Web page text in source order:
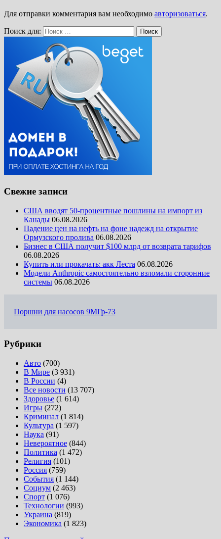
Для отправки комментария вам необходимо авторизоваться.
Поиск для: Поиск
Свежие записи
США вводят 50-процентные пошлины на импорт из
Канады 06.08.2026
Падение цен на нефть на фоне надежд на открытие
Ормузского пролива 06.08.2026
Бизнес в США получит $100 млрд от возврата тарифов
06.08.2026
Купить или прокачать: акк Леста 06.08.2026
Модели Anthropic самостоятельно взломали сторонние
системы 06.08.2026
Поршни для насосов 9МГр-73
Рубрики
Авто (700)
В Мире (3 931)
В России (4)
Все новости (13 707)
Здоровье (1 614)
Игры (272)
Криминал (1 814)
Культура (1 597)
Наука (91)
Невероятное (844)
Политика (1 472)
Религия (101)
Россия (759)
События (1 144)
Социум (2 463)
Спорт (1 076)
Технологии (993)
Украина (819)
Экономика (1 823)